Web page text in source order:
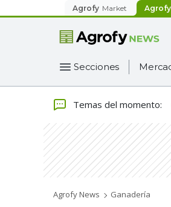
Agrofy Market Agrofy
Secciones
Temas del momento:
Agrofy News Ganadería